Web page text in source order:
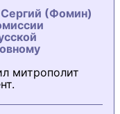
(Фомин)
митрополит